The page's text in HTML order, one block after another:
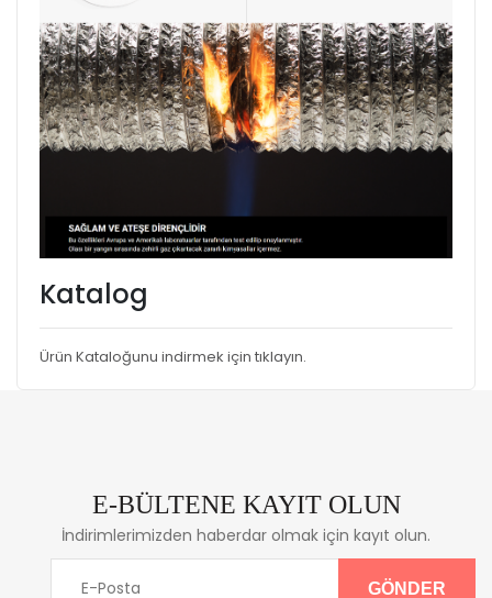
Katalog
Ürün Kataloğunu indirmek için tıklayın.
E-BÜLTENE KAYIT OLUN
İndirimlerimizden haberdar olmak için kayıt olun.